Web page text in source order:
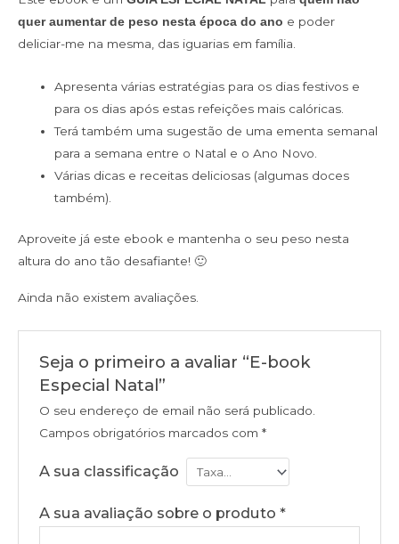
quer aumentar de peso nesta época do ano e poder
deliciar-me na mesma, das iguarias em família.
Apresenta várias estratégias para os dias festivos e
para os dias após estas refeições mais calóricas.
Terá também uma sugestão de uma ementa semanal
para a semana entre o Natal e o Ano Novo.
Várias dicas e receitas deliciosas (algumas doces
também).
Aproveite já este ebook e mantenha o seu peso nesta
altura do ano tão desafiante! 🙂
Ainda não existem avaliações.
Seja o primeiro a avaliar “E-book
Especial Natal”
O seu endereço de email não será publicado.
Campos obrigatórios marcados com *
A sua classificação
A sua avaliação sobre o produto *